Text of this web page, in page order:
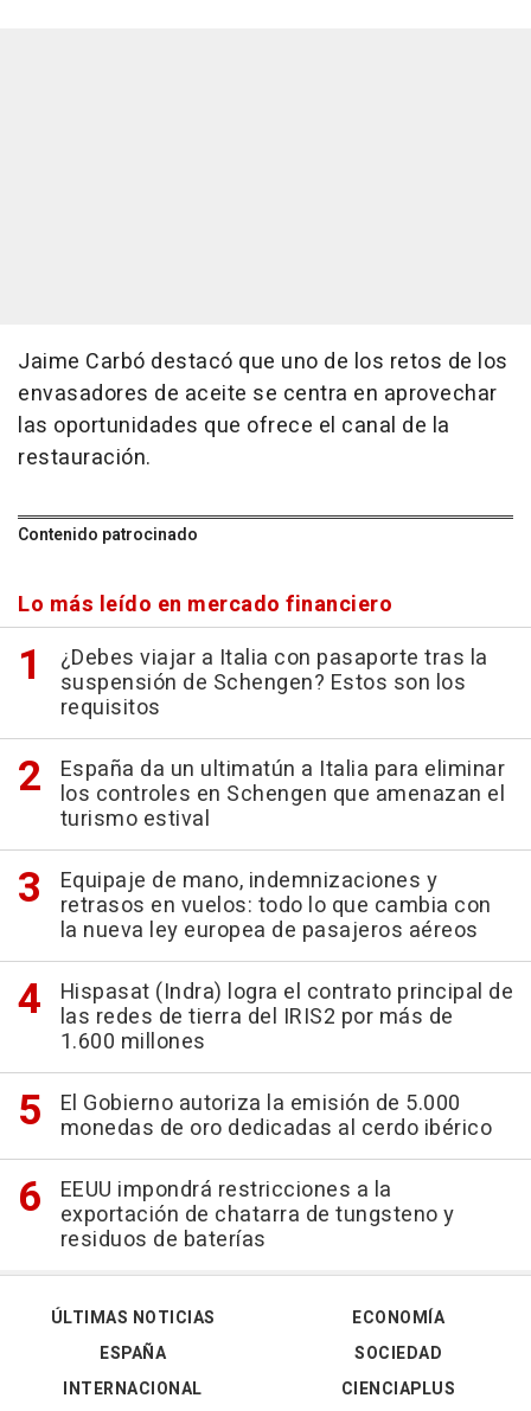
Jaime Carbó destacó que uno de los retos de los
envasadores de aceite se centra en aprovechar
las oportunidades que ofrece el canal de la
restauración.
Contenido patrocinado
Lo más leído en mercado financiero
¿Debes viajar a Italia con pasaporte tras la
suspensión de Schengen? Estos son los
requisitos
España da un ultimatún a Italia para eliminar
los controles en Schengen que amenazan el
turismo estival
Equipaje de mano, indemnizaciones y
retrasos en vuelos: todo lo que cambia con
la nueva ley europea de pasajeros aéreos
Hispasat (Indra) logra el contrato principal de
las redes de tierra del IRIS2 por más de
1.600 millones
El Gobierno autoriza la emisión de 5.000
monedas de oro dedicadas al cerdo ibérico
EEUU impondrá restricciones a la
exportación de chatarra de tungsteno y
residuos de baterías
ÚLTIMAS NOTICIAS
ESPAÑA
INTERNACIONAL
ECONOMÍA
SOCIEDAD
CIENCIAPLUS